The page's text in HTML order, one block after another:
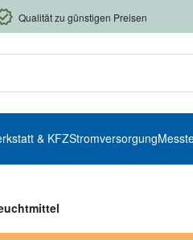
Qualität zu günstigen Preisen
& KFZStromversorgung